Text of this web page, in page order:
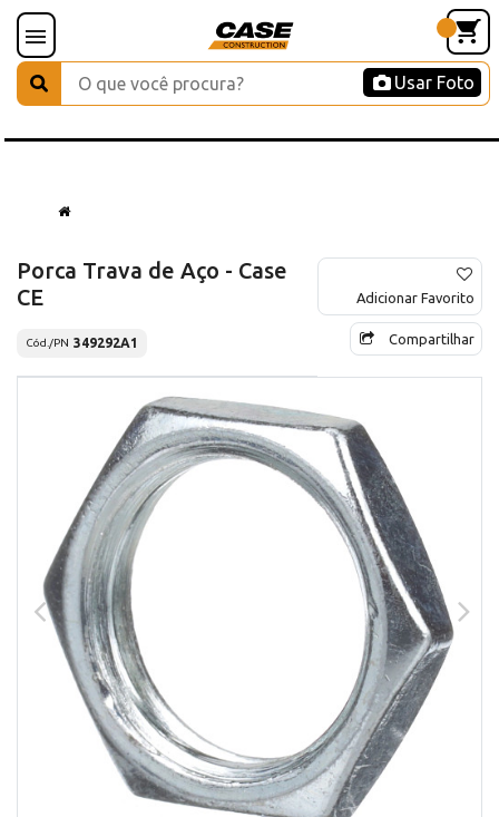
Usar Foto
Porca Trava de Aço - Case
CE
Cód./PN 349292A1
Adicionar Favorito
Compartilhar